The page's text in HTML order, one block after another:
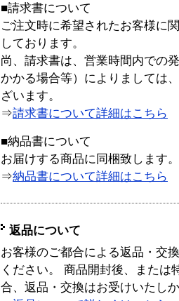
■請求書について
ご注文時に希望されたお客様に
しております。
尚、請求書は、営業時間内での
かかる場合等）によりましては
ざいます。
⇒請求書について詳細はこちら
■納品書について
お届けする商品に同梱致します。
⇒納品書について詳細はこちら
返品について
お客様のご都合による返品・交
ください。 商品開封後、または
合、返品・交換はお受けいたし